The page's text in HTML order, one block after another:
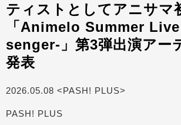
ティストとしてアニサマ
「Animelo Summer
senger-」第3弾出演アー
発表
2026.05.08 <PASH! PLUS>
PASH! PLUS